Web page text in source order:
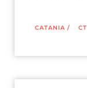
CATANIA / CT